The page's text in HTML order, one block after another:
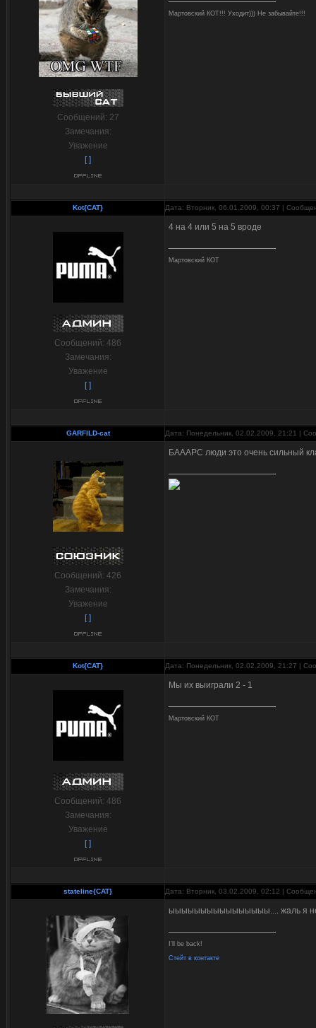
Сообщений: 27
Замечания:
Уважение
[ ]
Мартовский КОТ!!! Уходит))) Не забывайте!!!
Kot{CAT} Дата: Вторник, 06.01.2009, 00:37 |
Сообщений: 486
Замечания:
Уважение
[ ]
4 на 4 или 5 на 5 вроде
Мартовский КОТ
GARFILD-cat Дата: Понедельник, 02.02.2009, 21:21 |
Сообщений: 426
Замечания:
Уважение
[ ]
БАААРС люди это очень сильный
Kot{CAT} Дата: Понедельник, 02.02.2009, 21:27 |
Сообщений: 486
Замечания:
Уважение
[ ]
Мы их выиграли 2 - 1
Мартовский КОТ
stateline{CAT} Дата: Вторник, 03.02.2009, 02:12 |
ыыыыыыыыыыыыыыыы.... жаль я
I'll be back!
Стейт в контакте